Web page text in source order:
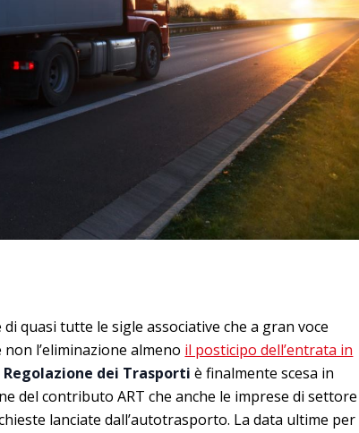
quasi tutte le sigle associative che a gran voce
l’eliminazione almeno il posticipo dell’entrata in
dei Trasporti è finalmente scesa in
del contributo ART che anche le imprese di settore
lanciate dall’autotrasporto. La data ultime per